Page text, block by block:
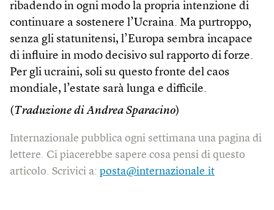
ribadendo in ogni modo la propria intenzione di
continuare a sostenere l’Ucraina. Ma purtroppo,
senza gli statunitensi, l’Europa sembra incapace
di influire in modo decisivo sul rapporto di forze.
Per gli ucraini, soli su questo fronte del caos
mondiale, l’estate sarà lunga e difficile.
(Traduzione di Andrea Sparacino)
Internazionale pubblica ogni settimana una pagina di
lettere. Ci piacerebbe sapere cosa pensi di questo
articolo. Scrivici a: posta@internazionale.it